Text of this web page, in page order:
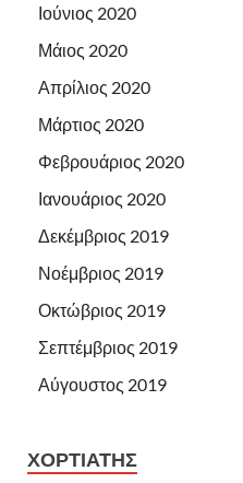
Ιούνιος 2020
Μάιος 2020
Απρίλιος 2020
Μάρτιος 2020
Φεβρουάριος 2020
Ιανουάριος 2020
Δεκέμβριος 2019
Νοέμβριος 2019
Οκτώβριος 2019
Σεπτέμβριος 2019
Αύγουστος 2019
ΧΟΡΤΙΑΤΗΣ